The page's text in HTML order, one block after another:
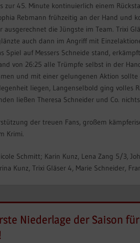
zur 45. Minute kontinuierlich einem
Rebmann frühzeitig an der Hand und
ausgerechnet die Jüngste im Team. Trixi
auch dann im Angriff mit
Spiel auf Messers Schneide stand,
von 26:25 alle Trümpfe selbst in der
und mit einer gelungenen Aktion
liegen, Langenselbold ging volles
ließen Theresa Schneider und Co.
der treuen Fans, großem
Krimi.
Schmitt; Karin Kunz, Lena Zang 5/3,
Kunz, Trixi Gläser 4, Marie Schneider,
Niederlage der Saison für